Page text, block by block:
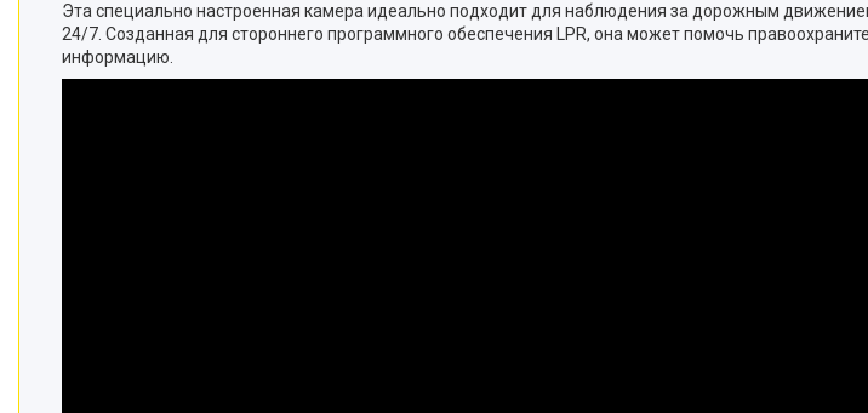
Эта специально настроенная камера идеально подходит для наблюдения за дорожным
24/7. Созданная для стороннего программного обеспечения LPR, она может помочь
информацию.